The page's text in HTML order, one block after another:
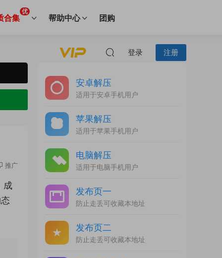
合集
优
帮助中心 团购
登录 注册
推广
成
安卓解压
适用于安卓手机用户
苹果解压
适用于苹果手机用户
电脑解压
适用于电脑手机用户
发布页一
防止走丢可收藏本地址
发布页二
防止走丢可收藏本地址